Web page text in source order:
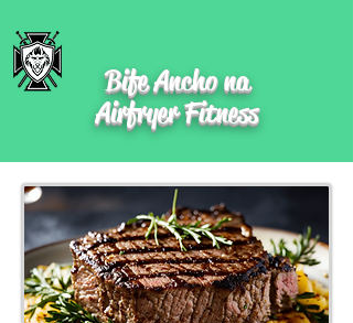
Bife Ancho na
Airfryer Fitness